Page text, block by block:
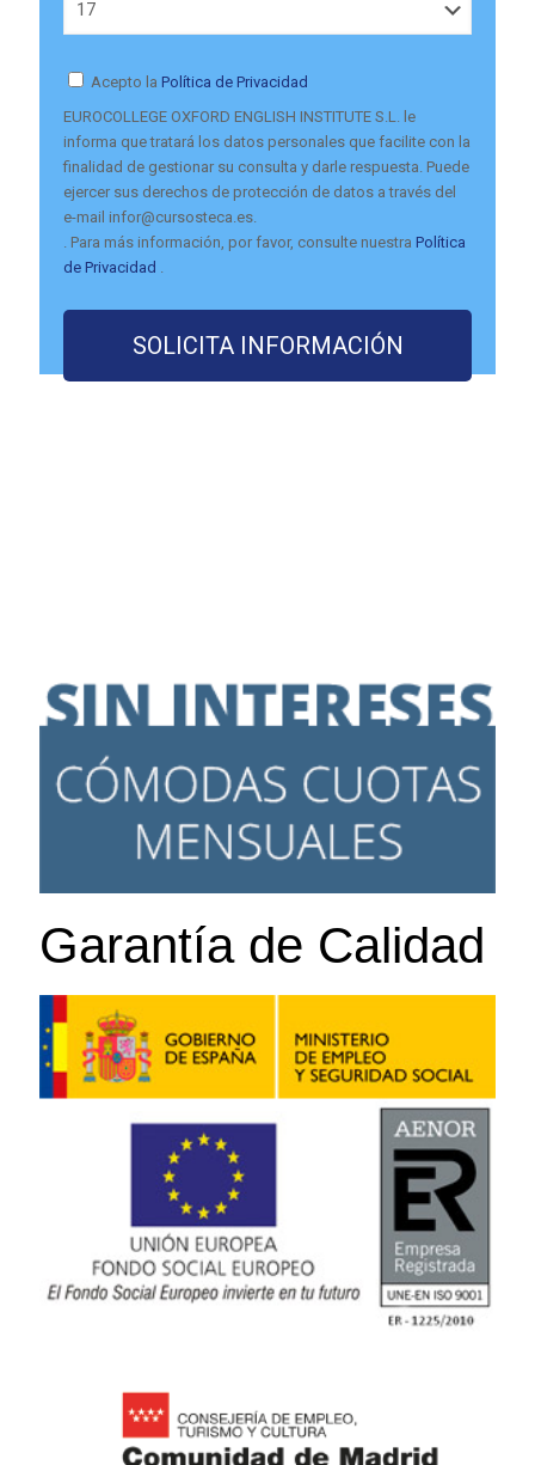
Acepto la Política de Privacidad
EUROCOLLEGE OXFORD ENGLISH INSTITUTE S.L. le
informa que tratará los datos personales que facilite con la
finalidad de gestionar su consulta y darle respuesta. Puede
ejercer sus derechos de protección de datos a través del
e-mail infor@cursosteca.es.
. Para más información, por favor, consulte nuestra Política
de Privacidad
Garantía de Calidad